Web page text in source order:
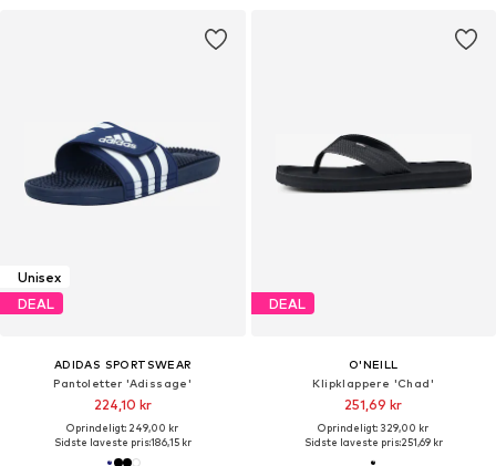
Unisex
DEAL
ADIDAS SPORTSWEAR
Pantoletter 'Adissage'
224,10 kr
Oprindeligt: 249,00 kr
Sidste laveste pris:186,15 kr
DEAL
O'NEILL
Klipklappere 'Chad'
251,69 kr
Oprindeligt: 329,00 kr
Sidste laveste pris:251,69 kr